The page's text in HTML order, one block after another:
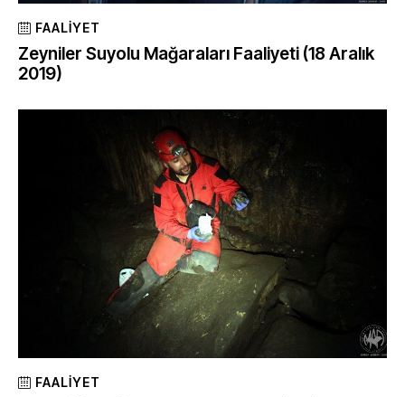
FAALIYET
Zeyniler Suyolu Mağaraları Faaliyeti (18 Aralık
2019)
FAALIYET